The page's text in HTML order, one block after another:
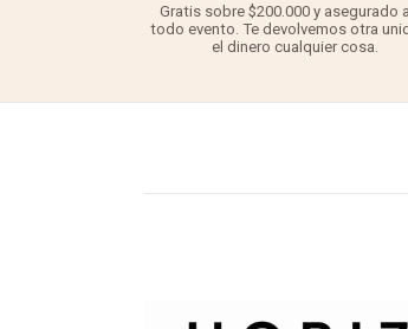
Gratis sobre $200.000 y asegurado
todo evento. Te devolvemos otra
el dinero cualquier cosa.